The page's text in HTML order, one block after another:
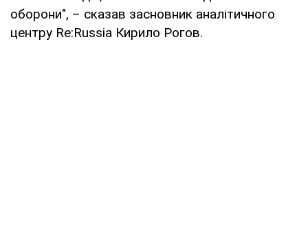
оборони", – сказав засновник аналітичного
центру Re:Russia Кирило Рогов.